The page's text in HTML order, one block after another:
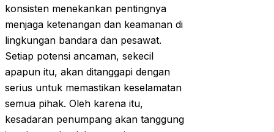
konsisten menekankan pentingnya
menjaga ketenangan dan keamanan di
lingkungan bandara dan pesawat.
Setiap potensi ancaman, sekecil
apapun itu, akan ditanggapi dengan
serius untuk memastikan keselamatan
semua pihak. Oleh karena itu,
kesadaran penumpang akan tanggung